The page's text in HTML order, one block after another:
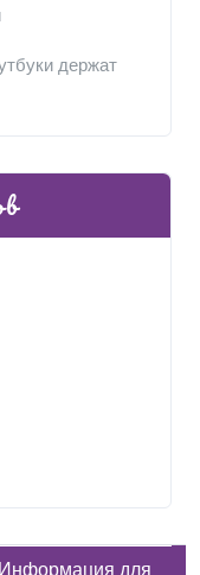
держат
Информация для